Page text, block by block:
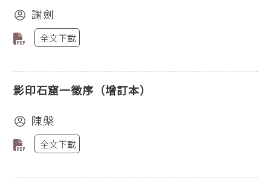
謝劍
全文下載
影印石窟一徵序（增訂本）
陳槃
全文下載